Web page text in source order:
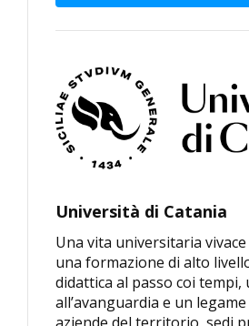
Università di Catania
Una vita universitaria
una formazione di alto
didattica al passo coi tempi,
all’avanguardia e un